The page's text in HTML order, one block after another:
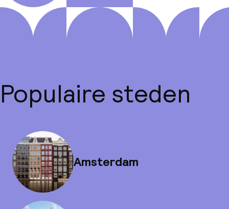
Populaire steden
Amsterdam